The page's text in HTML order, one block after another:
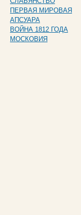
ПЕРВАЯ МИРОВАЯ
АПСУАРА
ВОЙНА 1812 ГОДА
МОСКОВИЯ